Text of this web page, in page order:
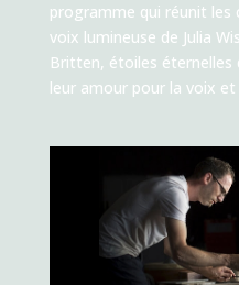
programme qui réunit les
voix lumineuse de Julia
Britten, étoiles
leur amour pour la voix et